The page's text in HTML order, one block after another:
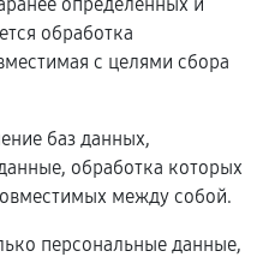
обработка
с целями сбора
баз данных,
обработка которых
между собой.
персональные данные,